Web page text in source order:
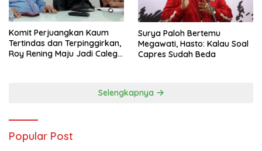
Komit Perjuangkan Kaum
Tertindas dan Terpinggirkan,
Roy Rening Maju Jadi Caleg
Surya Paloh Bertemu
Megawati, Hasto: Kalau Soal
Capres Sudah Beda
Selengkapnya
Popular Post